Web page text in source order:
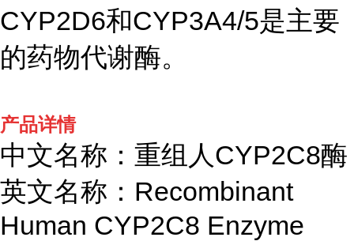
CYP2D6和CYP3A4/5是主要
的药物代谢酶。
产品详情
中文名称：重组人CYP2C8酶
英文名称：Recombinant
Human CYP2C8 Enzyme